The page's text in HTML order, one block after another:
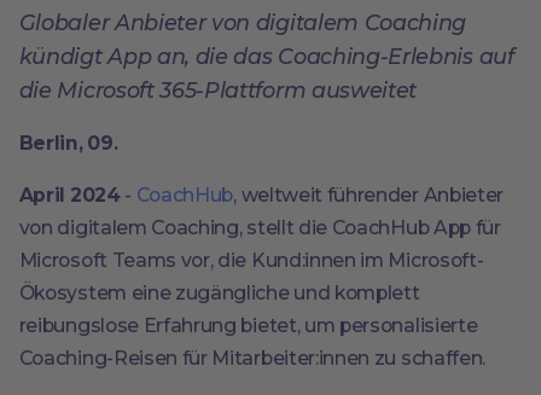
Globaler Anbieter von digitalem Coaching
kündigt App an, die das Coaching-Erlebnis auf
die Microsoft 365-Plattform ausweitet
Berlin, 09.
April 2024- CoachHub, weltweit führender Anbieter
von digitalem Coaching, stellt die CoachHub App für
Microsoft Teams vor, die Kund:innen im Microsoft-
Ökosystem eine zugängliche und komplett
reibungslose Erfahrung bietet, um personalisierte
Coaching-Reisen für Mitarbeiter:innen zu schaffen.